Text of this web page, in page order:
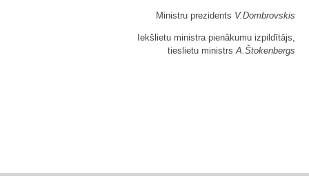
Ministru prezidents V.Dombrovskis
Iekšlietu ministra pienākumu izpildītājs,
tieslietu ministrsA.Štokenbergs